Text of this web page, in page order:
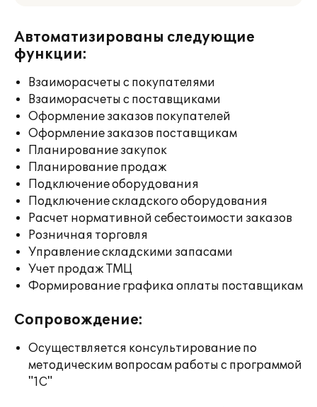
Автоматизированы следующие
функции:
Взаиморасчеты с покупателями
Взаиморасчеты с поставщиками
Оформление заказов покупателей
Оформление заказов поставщикам
Планирование закупок
Планирование продаж
Подключение оборудования
Подключение складского оборудования
Расчет нормативной себестоимости заказов
Розничная торговля
Управление складскими запасами
Учет продаж ТМЦ
Формирование графика оплаты поставщикам
Сопровождение:
Осуществляется консультирование по
методическим вопросам работы с программой
"1С"